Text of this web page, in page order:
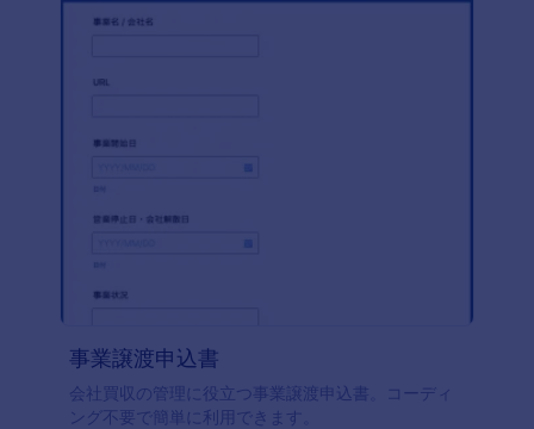
事業譲渡申込書
会社買収の管理に役立つ事業譲渡申込書。コーディ
ング不要で簡単に利用できます。